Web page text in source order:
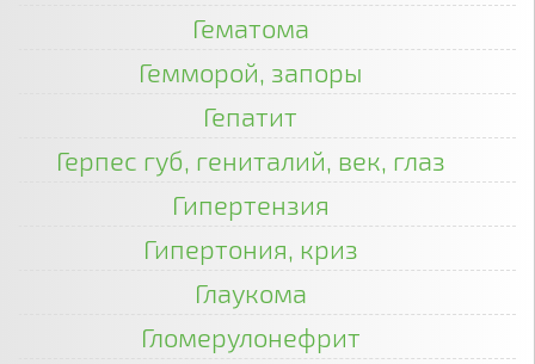
Гематома
Гемморой, запоры
Гепатит
Герпес губ, гениталий, век, глаз
Гипертензия
Гипертония, криз
Глаукома
Гломерулонефрит